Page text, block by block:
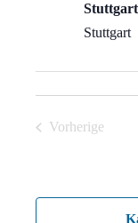
Stuttgart
Vorherige